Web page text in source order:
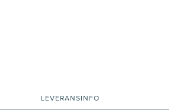
LEVERANSINFO